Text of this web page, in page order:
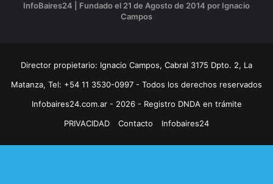
InfoBaires24 | Fundado el 21 de Agosto de 2014 por Ignacio
Campos
Director propietario: Ignacio Campos, Cabral 3175 Dpto. 2, La
Matanza, Tel: +54 11 3530-0997 - Todos los derechos reservados
Infobaires24.com.ar - 2026 - Registro DNDA en trámite
PRIVACIDAD
Contacto Infobaires24